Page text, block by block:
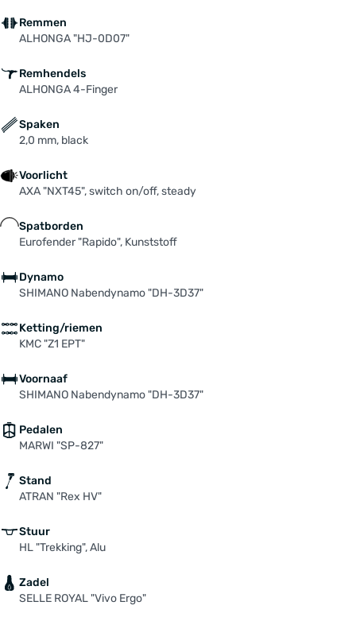
Remmen
ALHONGA "HJ-0D07"
Remhendels
ALHONGA 4-Finger
Spaken
2,0 mm, black
Voorlicht
AXA "NXT45", switch on/off, steady
Spatborden
Eurofender "Rapido", Kunststoff
Dynamo
SHIMANO Nabendynamo "DH-3D37"
Ketting/riemen
KMC "Z1 EPT"
Voornaaf
SHIMANO Nabendynamo "DH-3D37"
Pedalen
MARWI "SP-827"
Stand
ATRAN "Rex HV"
Stuur
HL "Trekking", Alu
Zadel
SELLE ROYAL "Vivo Ergo"